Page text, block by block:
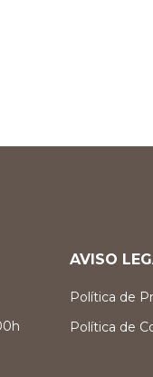
AVISO
Política de
Política de